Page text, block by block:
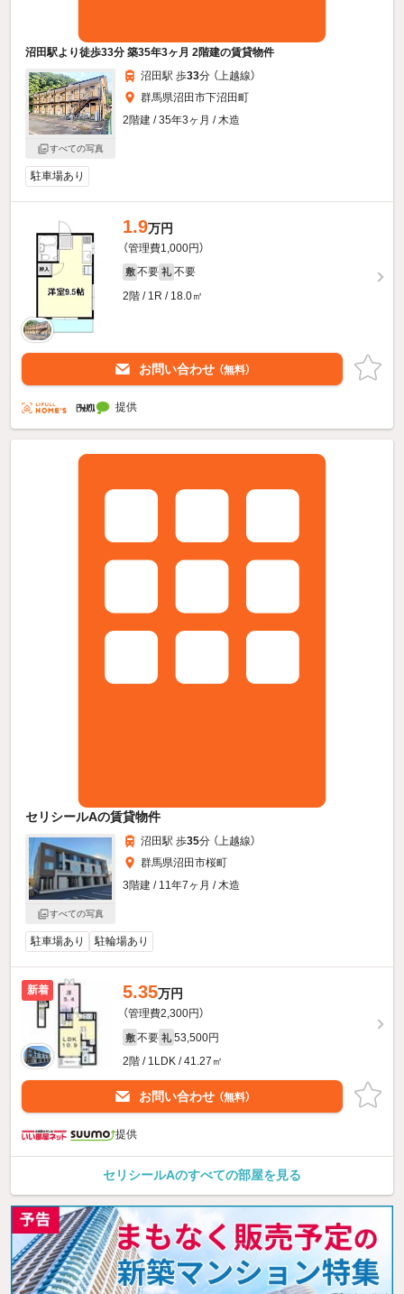
沼田駅より徒歩33分 築35年3ヶ月 2階建の賃貸物件
すべての写真
沼田駅 歩33分 （上越線）
群馬県沼田市下沼田町
2階建 / 35年3ヶ月 / 木造
駐車場あり
1.9万円
（管理費1,000円）
敷 不要 礼 不要
2階 / 1R / 18.0㎡
お問い合わせ （無料）
提供
セリシールAの賃貸物件
すべての写真
沼田駅 歩35分 （上越線）
群馬県沼田市桜町
3階建 / 11年7ヶ月 / 木造
駐車場あり 駐輪場あり
新着 5.35万円
（管理費2,300円）
敷 不要 礼 53,500円
2階 / 1LDK / 41.27㎡
お問い合わせ （無料）
提供
セリシールAのすべての部屋を見る